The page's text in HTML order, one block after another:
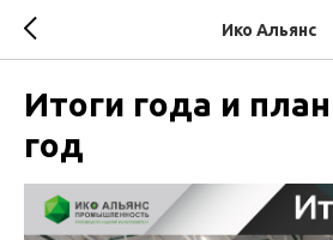
Ико Альянс
Итоги года и
год